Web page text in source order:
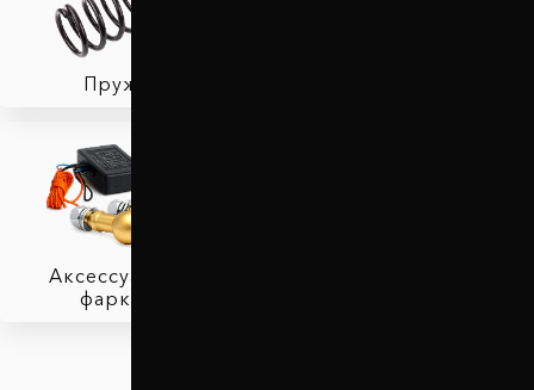
Пружины
Аксессуары для
фаркопов